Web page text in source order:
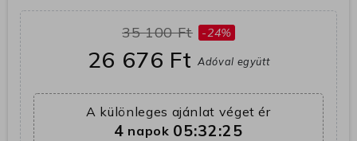
35 100 Ft -24%
26 676 FtAdóval együtt
A különleges ajánlat véget ér
4 napok 05:32:24